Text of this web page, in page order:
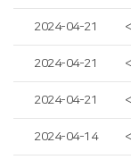
2024-04-21
2024-04-21
2024-04-21
2024-04-14